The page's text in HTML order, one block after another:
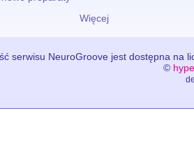
Więcej
serwisu NeuroGroove jest dostępna na
©